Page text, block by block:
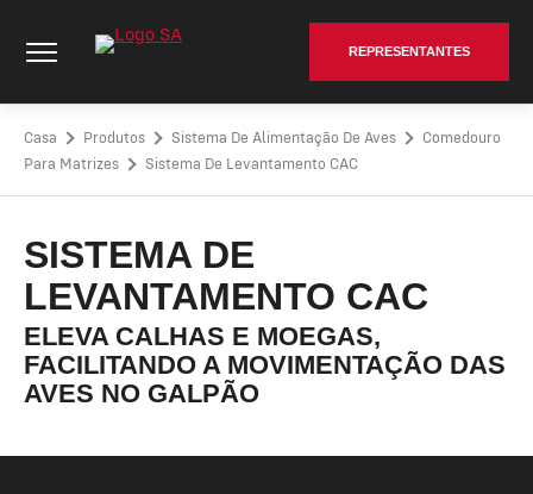
para
REPRESENTANTES
Casa Produtos Sistema De Alimentação De Aves
Comedouro
Para Matrizes
Sistema De Levantamento CAC
SISTEMA DE
LEVANTAMENTO CAC
ELEVA CALHAS E MOEGAS,
FACILITANDO A MOVIMENTAÇÃO DAS
AVES NO GALPÃO